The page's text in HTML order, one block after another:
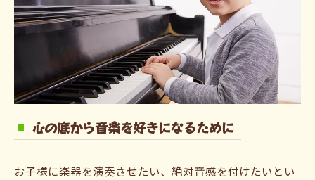
心の底から音楽を好きになるために
お子様に楽器を演奏させたい、絶対音感を付けたいとい